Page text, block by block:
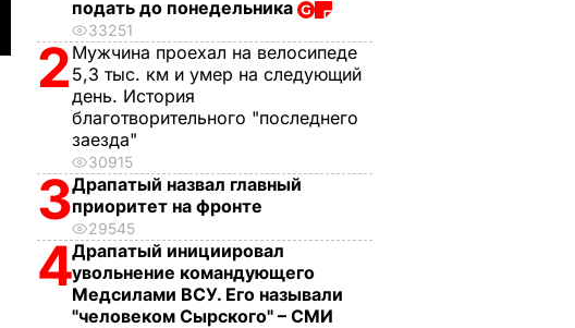
подать до понедельника
33251
2 Мужчина проехал на велосипеде
5,3 тыс. км и умер на следующий
день. История
благотворительного "последнего
заезда"
30915
3Драпатый назвал главный
приоритет на фронте
29545
4Драпатый инициировал
увольнение командующего
Медсилами ВСУ. Его называли
"человеком Сырского" – СМИ